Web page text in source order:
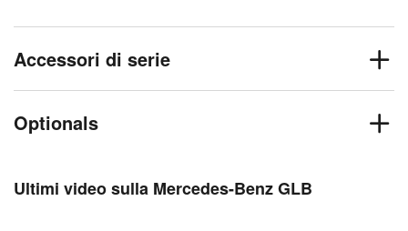
Accessori di serie
Optionals
Ultimi video sulla Mercedes-Benz GLB